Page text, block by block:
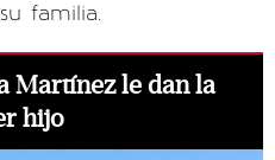
familia.
Martínez le dan la
hijo